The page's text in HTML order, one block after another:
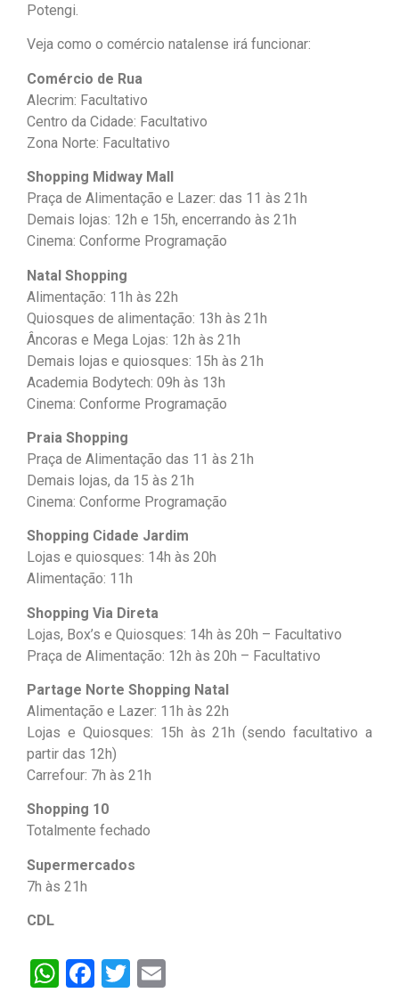
Potengi.
Veja como o comércio natalense irá funcionar:
Comércio de Rua
Alecrim: Facultativo
Centro da Cidade: Facultativo
Zona Norte: Facultativo
Shopping Midway Mall
Praça de Alimentação e Lazer: das 11 às 21h
Demais lojas: 12h e 15h, encerrando às 21h
Cinema: Conforme Programação
Natal Shopping
Alimentação: 11h às 22h
Quiosques de alimentação: 13h às 21h
Âncoras e Mega Lojas: 12h às 21h
Demais lojas e quiosques: 15h às 21h
Academia Bodytech: 09h às 13h
Cinema: Conforme Programação
Praia Shopping
Praça de Alimentação das 11 às 21h
Demais lojas, da 15 às 21h
Cinema: Conforme Programação
Shopping Cidade Jardim
Lojas e quiosques: 14h às 20h
Alimentação: 11h
Shopping Via Direta
Lojas, Box’s e Quiosques: 14h às 20h – Facultativo
Praça de Alimentação: 12h às 20h – Facultativo
Partage Norte Shopping Natal
Alimentação e Lazer: 11h às 22h
Lojas e Quiosques: 15h às 21h (sendo facultativo a
partir das 12h)
Carrefour: 7h às 21h
Shopping 10
Totalmente fechado
Supermercados
7h às 21h
CDL
WhatsApp
Facebook
Twitter